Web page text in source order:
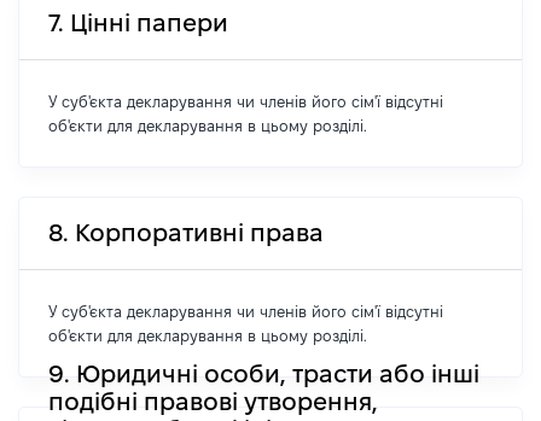
7. Цінні папери
У суб'єкта декларування чи членів його сім'ї відсутні
об'єкти для декларування в цьому розділі.
8. Корпоративні права
У суб'єкта декларування чи членів його сім'ї відсутні
об'єкти для декларування в цьому розділі.
9. Юридичні особи, трасти або інші
подібні правові утворення,